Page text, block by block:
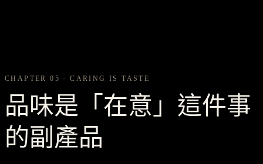
CHAPTER 05 · CARING IS TASTE
品味是「在意」這件事
的副產品